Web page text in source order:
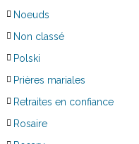
Noeuds
Non classé
Polski
Prières mariales
Retraites en confiance
Rosaire